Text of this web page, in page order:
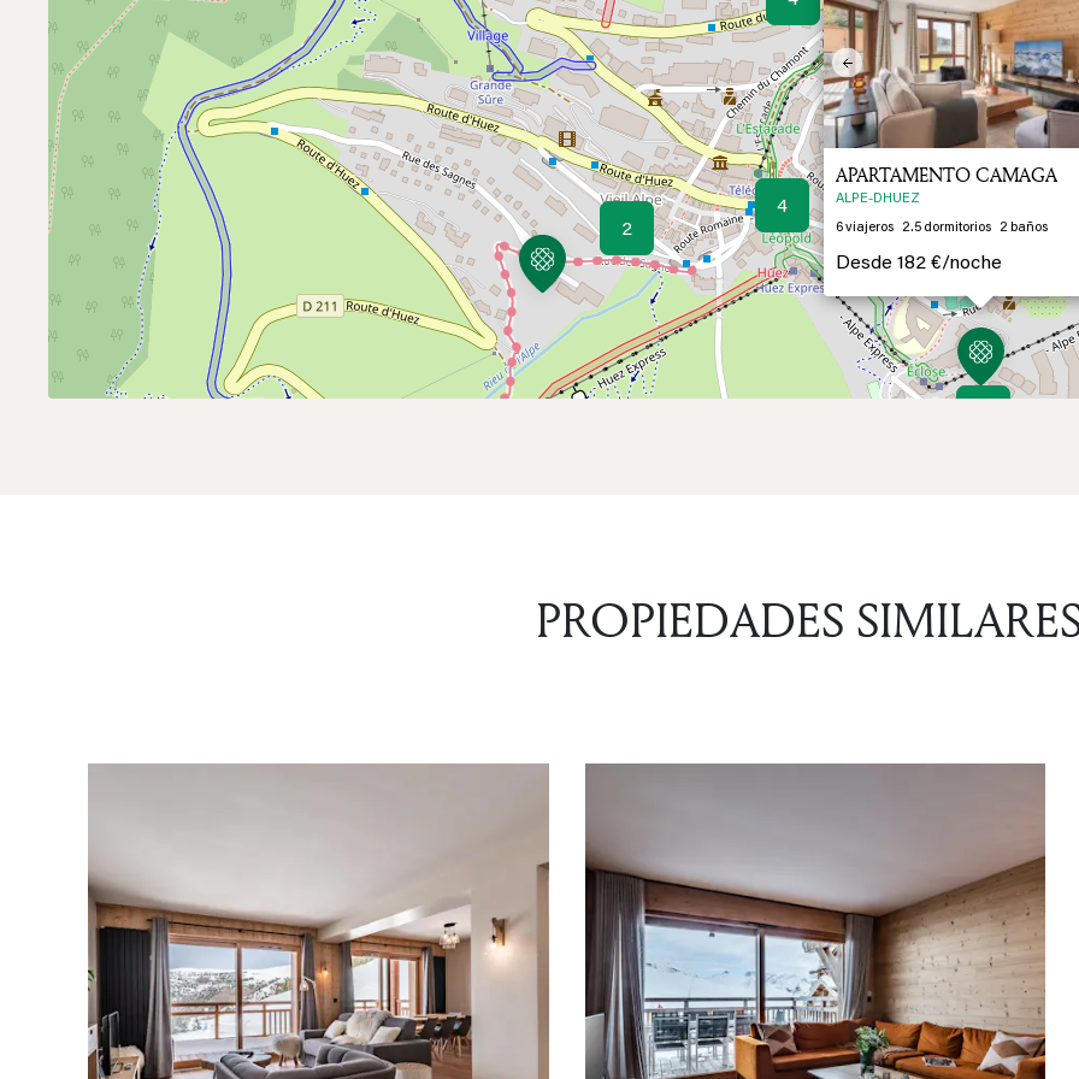
2
4
Previous
APARTAMENTO CAMAGA
ALPE-DHUEZ
6viajeros 2.5 dormitorios 2baños
Desde 182 €/noche
PROPIEDADES